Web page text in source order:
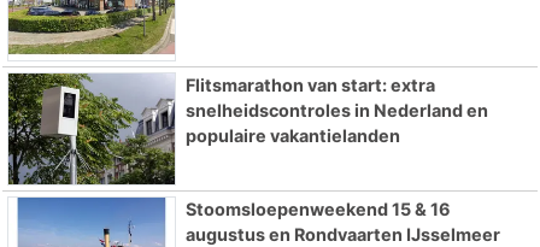
Flitsmarathon van start: extra
snelheidscontroles in Nederland en
populaire vakantielanden
Stoomsloepenweekend 15 & 16
augustus en Rondvaarten IJsselmeer